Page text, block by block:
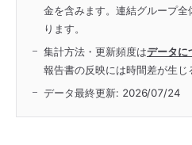
金を含みます。連結グループ
ります。
集計方法・更新頻度はデータに
報告書の反映には時間差が生じ
データ最終更新: 2026/07/24